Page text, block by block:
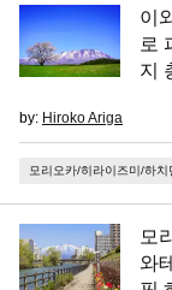
이
로
지
by: Hiroko Ariga
모리오카/히라이즈미/하치
모
와